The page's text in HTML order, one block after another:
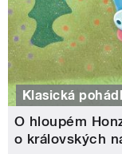
Klasická
O hloupém
o královských